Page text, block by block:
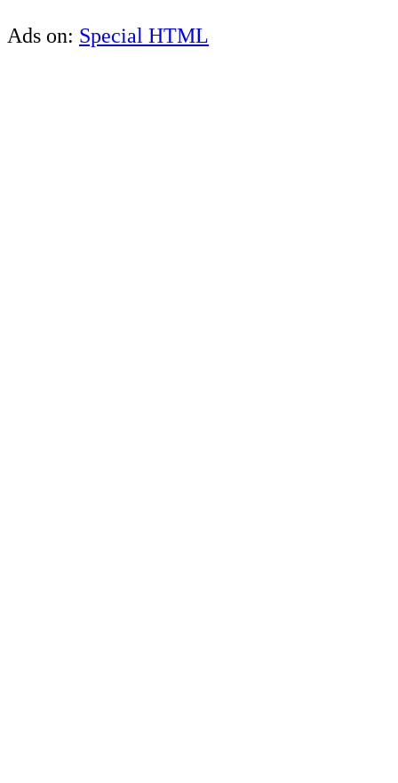
Ads on: Special HTML